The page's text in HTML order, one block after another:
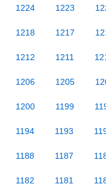
1224 1223
1218 1217
1212 1211
1206 1205
1200 1199
1194 1193
1188 1187
1182 1181